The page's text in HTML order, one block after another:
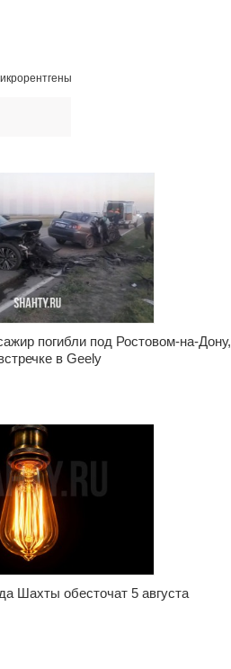
погибли под Ростовом-на-Дону,
в Geely
Шахты обесточат 5 августа